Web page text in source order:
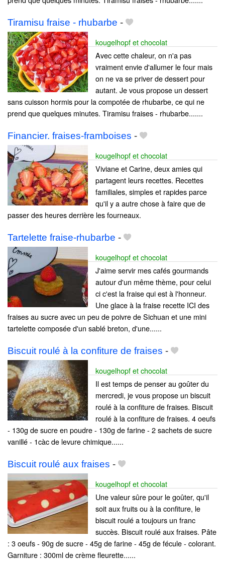
Tiramisu fraise - rhubarbe -
kougelhopf et chocolat
Avec cette chaleur, on n'a pas
vraiment envie d'allumer le four mais
on ne va se priver de dessert pour
autant. Je vous propose un dessert
sans cuisson hormis pour la compotée de rhubarbe, ce qui ne
prend que quelques minutes. Tiramisu fraises - rhubarbe.......
Financier. fraises-framboises -
kougelhopf et chocolat
Viviane et Carine, deux amies qui
partagent leurs recettes. Recettes
familiales, simples et rapides parce
qu'il y a autre chose à faire que de
passer des heures derrière les fourneaux.
Tartelette fraise-rhubarbe -
kougelhopf et chocolat
J'aime servir mes cafés gourmands
autour d'un même thème, pour celui
ci c'est la fraise qui est à l'honneur.
Une glace à la fraise recette ICI des
fraises au sucre avec un peu de poivre de Sichuan et une mini
tartelette composée d'un sablé breton, d'une......
Biscuit roulé à la confiture de fraises -
kougelhopf et chocolat
Il est temps de penser au goûter du
mercredi, je vous propose un biscuit
roulé à la confiture de fraises. Biscuit
roulé à la confiture de fraises. 4 oeufs
- 130g de sucre en poudre - 130g de farine - 2 sachets de sucre
vanillé - 1càc de levure chimique......
Biscuit roulé aux fraises -
kougelhopf et chocolat
Une valeur sûre pour le goûter, qu'il
soit aux fruits ou à la confiture, le
biscuit roulé a toujours un franc
succès. Biscuit roulé aux fraises. Pâte
: 3 oeufs - 90g de sucre - 45g de farine - 45g de fécule - colorant.
Garniture : 300ml de crème fleurette......